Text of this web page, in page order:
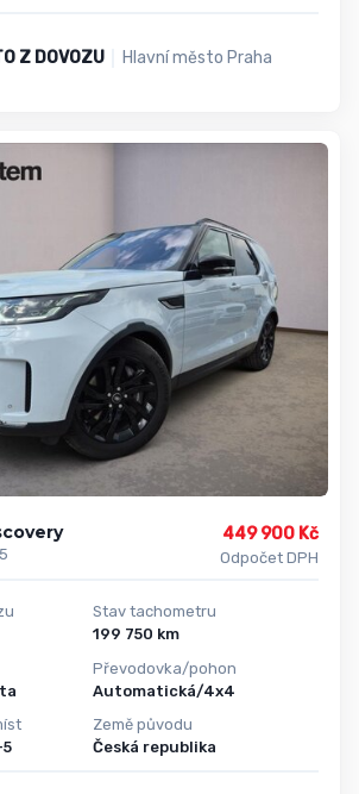
Z DOVOZU Hlavní město Praha
449 900 Kč
Odpočet DPH
Stav tachometru
199 750 km
Převodovka/pohon
Automatická/4x4
Země původu
Česká republika